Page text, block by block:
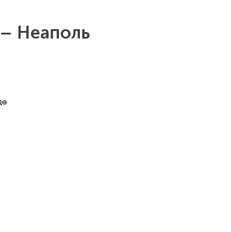
Неаполь